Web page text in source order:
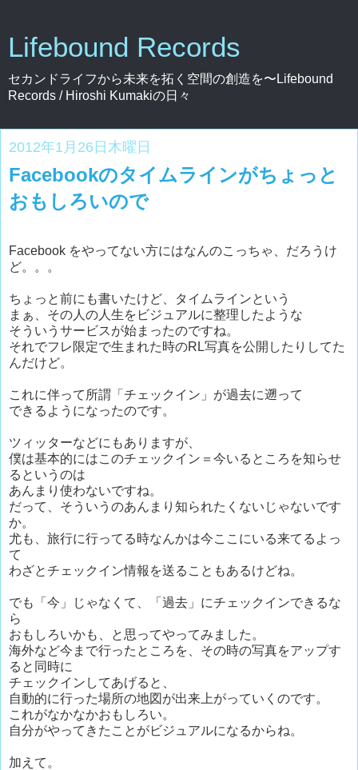
Lifebound Records
セカンドライフから未来を拓く空間の創造を〜Lifebound
Records / Hiroshi Kumakiの日々
2012年1月26日木曜日
Facebookのタイムラインがちょっと
おもしろいので
Facebook をやってない方にはなんのこっちゃ、だろうけ
ど。。。
ちょっと前にも書いたけど、タイムラインという
まぁ、その人の人生をビジュアルに整理したような
そういうサービスが始まったのですね。
それでフレ限定で生まれた時のRL写真を公開したりしてた
んだけど。
これに伴って所謂「チェックイン」が過去に遡って
できるようになったのです。
ツィッターなどにもありますが、
僕は基本的にはこのチェックイン＝今いるところを知らせ
るというのは
あんまり使わないですね。
だって、そういうのあんまり知られたくないじゃないです
か。
尤も、旅行に行ってる時なんかは今ここにいる来てるよっ
て
わざとチェックイン情報を送ることもあるけどね。
でも「今」じゃなくて、「過去」にチェックインできるな
ら
おもしろいかも、と思ってやってみました。
海外など今まで行ったところを、その時の写真をアップす
ると同時に
チェックインしてあげると、
自動的に行った場所の地図が出来上がっていくのです。
これがなかなかおもしろい。
自分がやってきたことがビジュアルになるからね。
加えて。